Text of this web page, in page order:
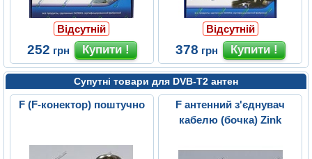
Відсутній
252 грн
Відсутній
378 грн
Супутні товари для DVB-T2 антен
F (F-конектор) поштучно
F антенний з'єднувач
кабелю (бочка) Zink